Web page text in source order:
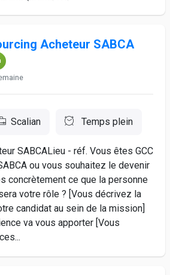
Acheteur SABCA
Scalian Temps plein
SABCALieu - réf. Vous êtes GCC
ou vous souhaitez le devenir
concrètement ce que la personne
votre rôle ? [Vous décrivez la
candidat au sein de la mission]
va vous apporter [Vous